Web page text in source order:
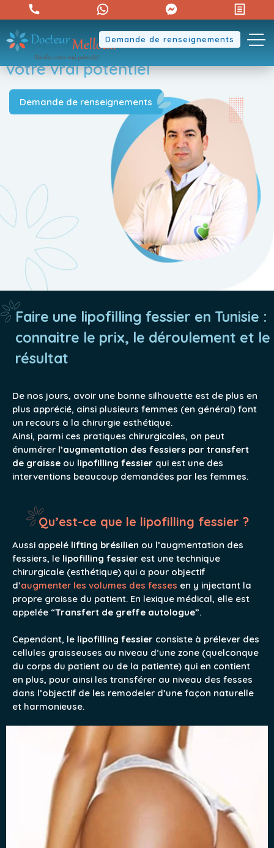
Demande de renseignements
Révélez
votre vrai potentiel
Demande de renseignements
Faire une lipofilling fessier en Tunisie :
connaitre le prix, le déroulement et le
résultat
De nos jours, avoir une bonne silhouette est de plus en
plus apprécié, ainsi plusieurs femmes (en général) font
un recours à la chirurgie esthétique.
Ainsi, parmi ces pratiques chirurgicales, on peut
énumérer l’augmentation des fessiers par transfert
de graisse ou lipofilling fessier qui est une des
interventions beaucoup demandées par les femmes.
Qu’est-ce que le lipofilling fessier ?
Aussi appelé lifting brésilien ou l’augmentation des
fessiers, le lipofilling fessier est une technique
chirurgicale (esthétique) qui a pour objectif
d’augmenter les volumes des fesses en y injectant la
propre graisse du patient. En lexique médical, elle est
appelée “Transfert de greffe autologue”.
Cependant, le lipofilling fessier consiste à prélever des
cellules graisseuses au niveau d’une zone (quelconque
du corps du patient ou de la patiente) qui en contient
en plus, pour ainsi les transférer au niveau des fesses
dans l’objectif de les remodeler d’une façon naturelle
et harmonieuse.